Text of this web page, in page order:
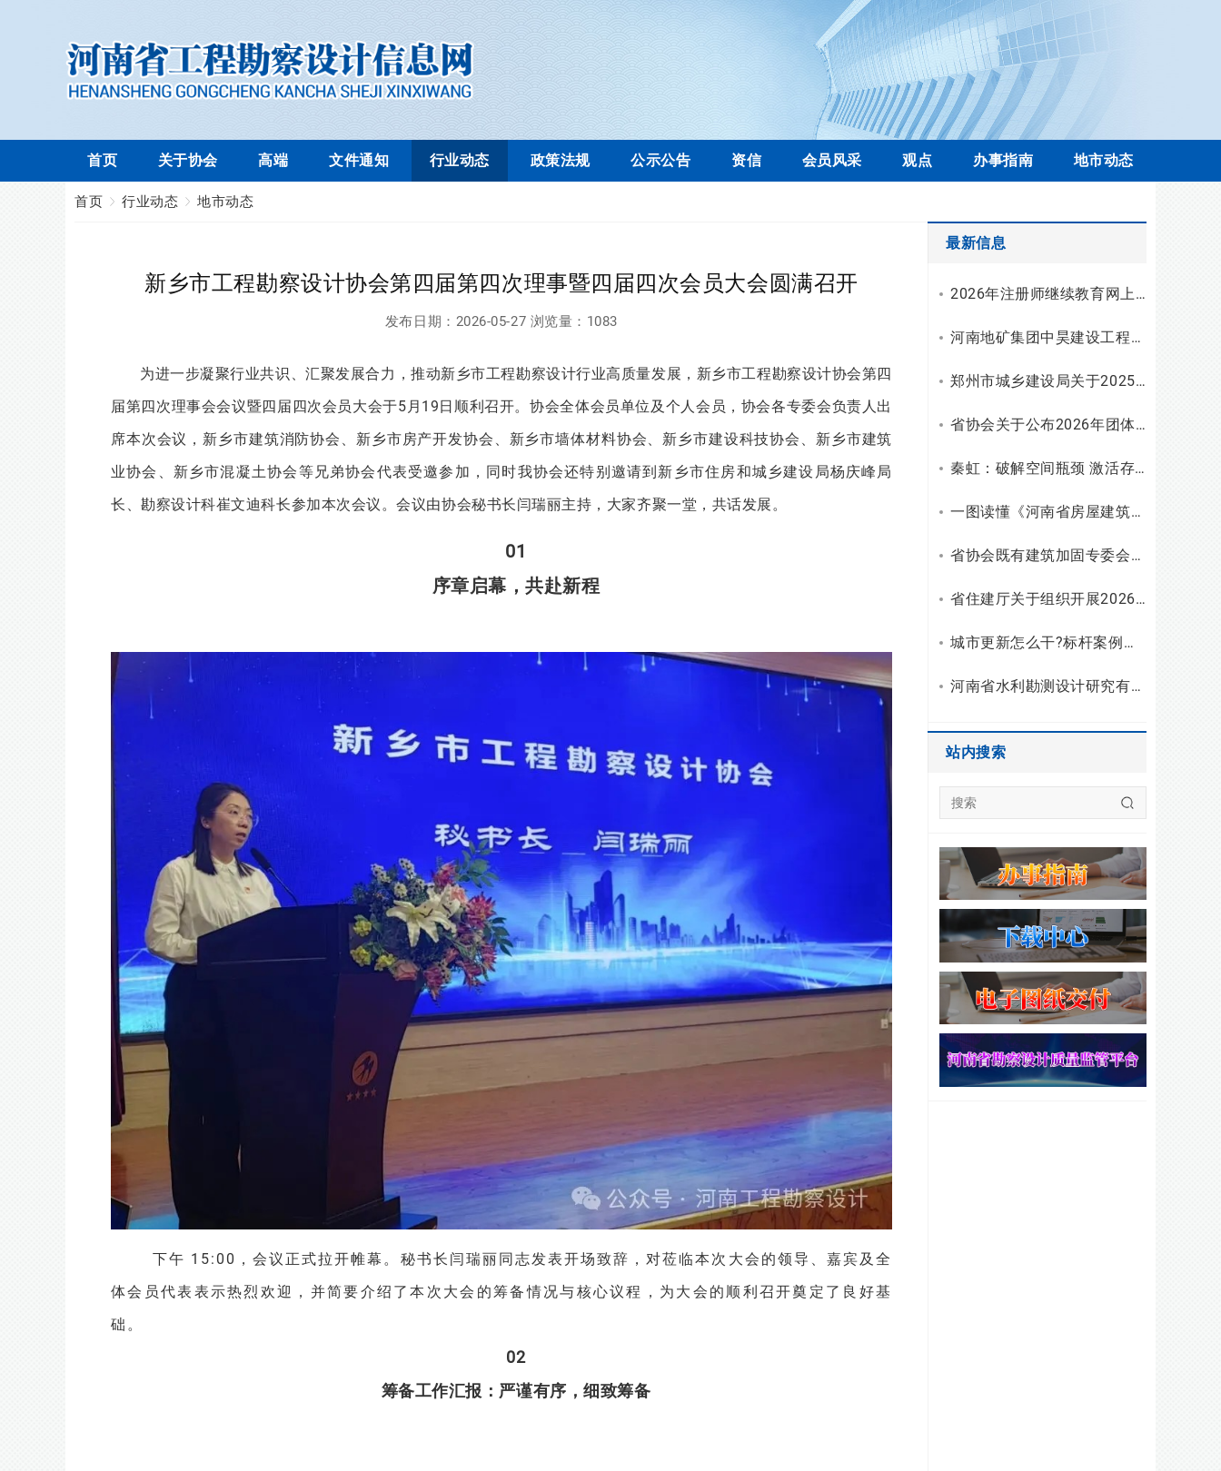
首页 关于协会 高端 文件通知 行业动态 政策法规 公示公告 资信 会员风采 观点 办事指南 地市动态
首页 行业动态 地市动态
新乡市工程勘察设计协会第四届第四次理事暨四届四次会员大会圆满召开
发布日期： 2026-05-27 浏览量： 1083
为进一步凝聚行业共识、汇聚发展合力，推动新乡市工程勘察设计行业高质量发展，新乡市工程勘察设计协会第四
届第四次理事会会议暨四届四次会员大会于5月19日顺利召开。协会全体会员单位及个人会员，协会各专委会负责人出
席本次会议，新乡市建筑消防协会、新乡市房产开发协会、新乡市墙体材料协会、新乡市建设科技协会、新乡市建筑
业协会、新乡市混凝土协会等兄弟协会代表受邀参加，同时我协会还特别邀请到新乡市住房和城乡建设局杨庆峰局
长、勘察设计科崔文迪科长参加本次会议。会议由协会秘书长闫瑞丽主持，大家齐聚一堂，共话发展。
01
序章启幕，共赴新程
下午 15:00，会议正式拉开帷幕。秘书长闫瑞丽同志发表开场致辞，对莅临本次大会的领导、嘉宾及全
体会员代表表示热烈欢迎，并简要介绍了本次大会的筹备情况与核心议程，为大会的顺利召开奠定了良好基
础。
02
筹备工作汇报：严谨有序，细致筹备
最新信息
2026年注册师继续教育网上学习操作流程
河南地矿集团中昊建设工程有限公司资质升级，综合技术服务实力再上新台阶
郑州市城乡建设局关于2025年工程勘察设计统计调查有关情况的通报
省协会关于公布2026年团体标准（设计）立项和复审结果的通知
秦虹：破解空间瓶颈 激活存量潜能
一图读懂《河南省房屋建筑安全使用指南（试行）》
省协会既有建筑加固专委会召开2026年二季度主任会议
省住建厅关于组织开展2026年度勘察设计行业“双随机、一公开”检查的通知
城市更新怎么干?标杆案例拆解与建筑企业破局之路
河南省水利勘测设计研究有限公司开展2026年度“夏送清凉”慰问活动
站内搜索